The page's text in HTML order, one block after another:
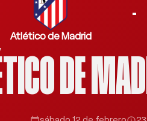
Atlético de Madrid
-
DE